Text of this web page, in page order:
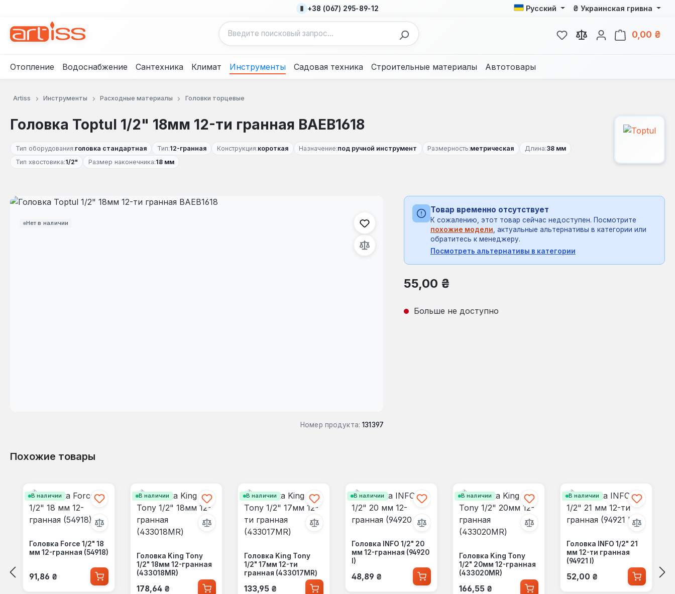
+38 (067) 295-89-12 Русский ₴ Украинская гривна
У вас есть товары из
0,00 ₴
Отопление Водоснабжение Сантехника Климат Инструменты Садовая техника Строительные материалы Автотовары
Artiss Инструменты Расходные материалы Головки торцевые
Головка Toptul 1/2" 18мм 12-ти гранная BAEB1618
Тип оборудования:головка стандартная Тип:12-гранная Конструкция:короткая Назначение:под ручной инструмент Размерность:метрическая Длина:38 мм
Тип хвостовика:1/2" Размер наконечника:18 мм
Нет в наличии
Пропустить галерею изображений
Номер продукта: 131397
Товар временно отсутствует
К сожалению, этот товар сейчас недоступен. Посмотрите
похожие модели , актуальные альтернативы в категории или
обратитесь к менеджеру.
Посмотреть альтернативы в категории
Обычная цена:
55,00 ₴
Больше не доступно
Похожие товары
В наличии
Головка Force 1/2" 18
мм 12-гранная (54918)
Обычная цена:
91,86 ₴
В наличии
Головка King Tony
1/2" 18мм 12-гранная
(433018MR)
Обычная цена:
178,64 ₴
В наличии
Головка King Tony
1/2" 17мм 12-ти
гранная (433017MR)
Обычная цена:
133,95 ₴
В наличии
Головка INFO 1/2" 20
мм 12-гранная (94920
I)
Обычная цена:
48,89 ₴
В наличии
Головка King Tony
1/2" 20мм 12-гранная
(433020MR)
Обычная цена:
166,55 ₴
В наличии
Головка INFO 1/2" 21
мм 12-ти гранная
(94921 I)
Обычная цена:
52,00 ₴